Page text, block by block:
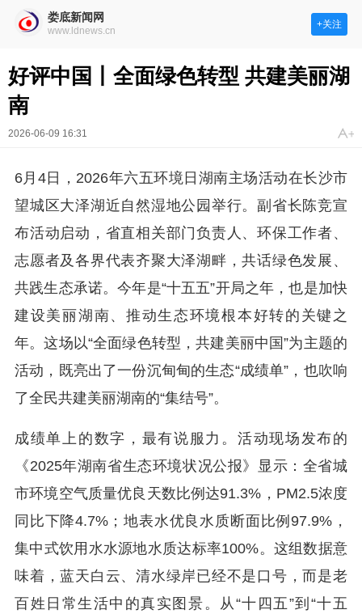
娄底新闻网
www.ldnews.cn
+关注
好评中国丨全面绿色转型 共建美丽湖
南
2026-06-09 16:31
6月4日，2026年六五环境日湖南主场活动在长沙市
望城区大泽湖近自然湿地公园举行。副省长陈竞宣
布活动启动，省直相关部门负责人、环保工作者、
志愿者及各界代表齐聚大泽湖畔，共话绿色发展、
共践生态承诺。今年是“十五五”开局之年，也是加快
建设美丽湖南、推动生态环境根本好转的关键之
年。这场以“全面绿色转型，共建美丽中国”为主题的
活动，既亮出了一份沉甸甸的生态“成绩单”，也吹响
了全民共建美丽湖南的“集结号”。
成绩单上的数字，最有说服力。活动现场发布的
《2025年湖南省生态环境状况公报》显示：全省城
市环境空气质量优良天数比例达91.3%，PM2.5浓度
同比下降4.7%；地表水优良水质断面比例97.9%，
集中式饮用水水源地水质达标率100%。这组数据意
味着，蓝天白云、清水绿岸已经不是口号，而是老
百姓日常生活中的真实图景。从“十四五”到“十五